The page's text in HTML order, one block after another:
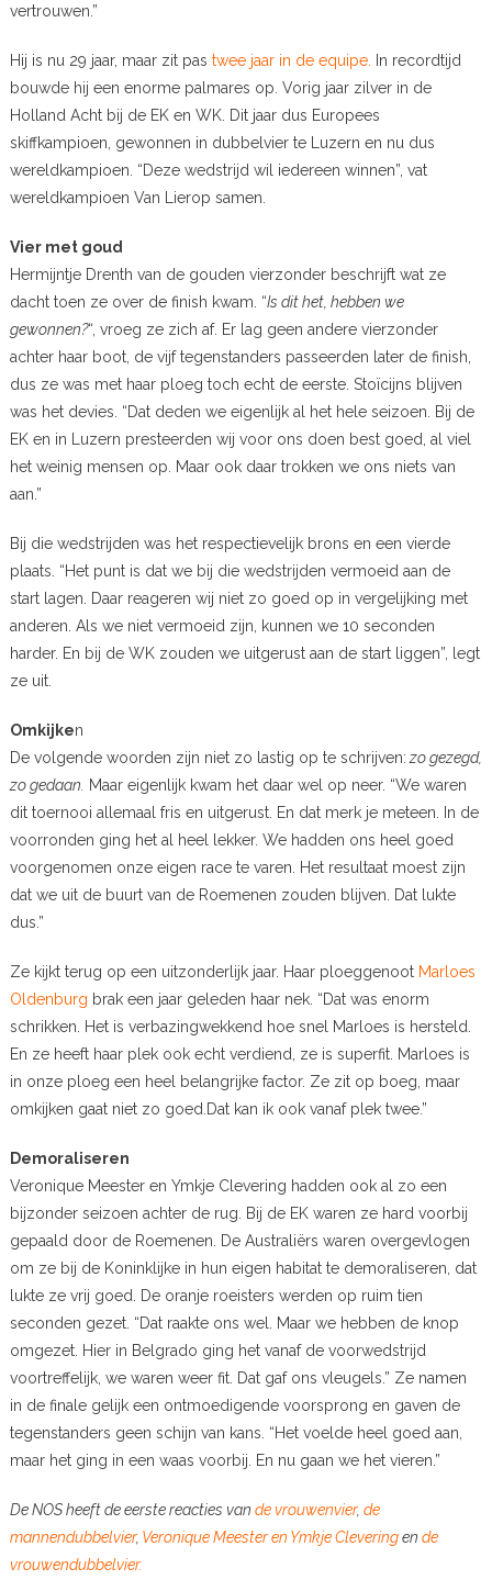
vertrouwen.”
Hij is nu 29 jaar, maar zit pas twee jaar in de equipe. In recordtijd
bouwde hij een enorme palmares op. Vorig jaar zilver in de
Holland Acht bij de EK en WK. Dit jaar dus Europees
skiffkampioen, gewonnen in dubbelvier te Luzern en nu dus
wereldkampioen. “Deze wedstrijd wil iedereen winnen”, vat
wereldkampioen Van Lierop samen.
Vier met goud
Hermijntje Drenth van de gouden vierzonder beschrijft wat ze
dacht toen ze over de finish kwam. “Is dit het, hebben we
gewonnen?“, vroeg ze zich af. Er lag geen andere vierzonder
achter haar boot, de vijf tegenstanders passeerden later de finish,
dus ze was met haar ploeg toch echt de eerste. Stoïcijns blijven
was het devies. “Dat deden we eigenlijk al het hele seizoen. Bij de
EK en in Luzern presteerden wij voor ons doen best goed, al viel
het weinig mensen op. Maar ook daar trokken we ons niets van
aan.”
Bij die wedstrijden was het respectievelijk brons en een vierde
plaats. “Het punt is dat we bij die wedstrijden vermoeid aan de
start lagen. Daar reageren wij niet zo goed op in vergelijking met
anderen. Als we niet vermoeid zijn, kunnen we 10 seconden
harder. En bij de WK zouden we uitgerust aan de start liggen”, legt
ze uit.
Omkijken
De volgende woorden zijn niet zo lastig op te schrijven: zo gezegd,
zo gedaan. Maar eigenlijk kwam het daar wel op neer. “We waren
dit toernooi allemaal fris en uitgerust. En dat merk je meteen. In de
voorronden ging het al heel lekker. We hadden ons heel goed
voorgenomen onze eigen race te varen. Het resultaat moest zijn
dat we uit de buurt van de Roemenen zouden blijven. Dat lukte
dus.”
Ze kijkt terug op een uitzonderlijk jaar. Haar ploeggenoot Marloes
Oldenburg brak een jaar geleden haar nek. “Dat was enorm
schrikken. Het is verbazingwekkend hoe snel Marloes is hersteld.
En ze heeft haar plek ook echt verdiend, ze is superfit. Marloes is
in onze ploeg een heel belangrijke factor. Ze zit op boeg, maar
omkijken gaat niet zo goed.Dat kan ik ook vanaf plek twee.”
Demoraliseren
Veronique Meester en Ymkje Clevering hadden ook al zo een
bijzonder seizoen achter de rug. Bij de EK waren ze hard voorbij
gepaald door de Roemenen. De Australiërs waren overgevlogen
om ze bij de Koninklijke in hun eigen habitat te demoraliseren, dat
lukte ze vrij goed. De oranje roeisters werden op ruim tien
seconden gezet. “Dat raakte ons wel. Maar we hebben de knop
omgezet. Hier in Belgrado ging het vanaf de voorwedstrijd
voortreffelijk, we waren weer fit. Dat gaf ons vleugels.” Ze namen
in de finale gelijk een ontmoedigende voorsprong en gaven de
tegenstanders geen schijn van kans. “Het voelde heel goed aan,
maar het ging in een waas voorbij. En nu gaan we het vieren.”
De NOS heeft de eerste reacties van de vrouwenvier, de
mannendubbelvier, Veronique Meester en Ymkje Cleveringen de
vrouwendubbelvier.